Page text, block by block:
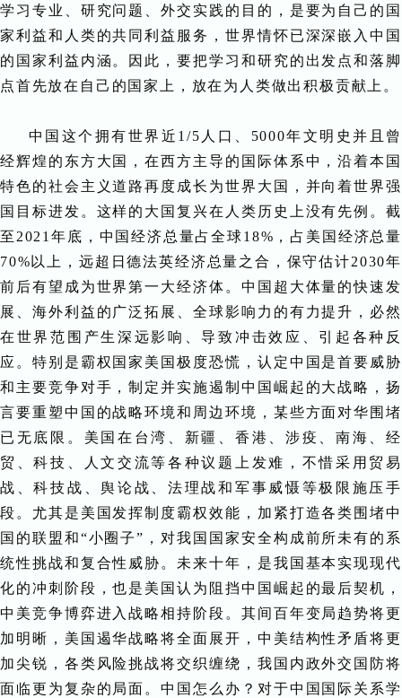
学习专业、研究问题、外交实践的目的，是要为自己的国
家利益和人类的共同利益服务，世界情怀已深深嵌入中国
的国家利益内涵。因此，要把学习和研究的出发点和落脚
点首先放在自己的国家上，放在为人类做出积极贡献上。
中国这个拥有世界近1/5人口、5000年文明史并且曾
经辉煌的东方大国，在西方主导的国际体系中，沿着本国
特色的社会主义道路再度成长为世界大国，并向着世界强
国目标进发。这样的大国复兴在人类历史上没有先例。截
至2021年底，中国经济总量占全球18%，占美国经济总量
70%以上，远超日德法英经济总量之合，保守估计2030年
前后有望成为世界第一大经济体。中国超大体量的快速发
展、海外利益的广泛拓展、全球影响力的有力提升，必然
在世界范围产生深远影响、导致冲击效应、引起各种反
应。特别是霸权国家美国极度恐慌，认定中国是首要威胁
和主要竞争对手，制定并实施遏制中国崛起的大战略，扬
言要重塑中国的战略环境和周边环境，某些方面对华围堵
已无底限。美国在台湾、新疆、香港、涉疫、南海、经
贸、科技、人文交流等各种议题上发难，不惜采用贸易
战、科技战、舆论战、法理战和军事威慑等极限施压手
段。尤其是美国发挥制度霸权效能，加紧打造各类围堵中
国的联盟和“小圈子”，对我国国家安全构成前所未有的系
统性挑战和复合性威胁。未来十年，是我国基本实现现代
化的冲刺阶段，也是美国认为阻挡中国崛起的最后契机，
中美竞争博弈进入战略相持阶段。其间百年变局趋势将更
加明晰，美国遏华战略将全面展开，中美结构性矛盾将更
加尖锐，各类风险挑战将交织缠绕，我国内政外交国防将
面临更为复杂的局面。中国怎么办？对于中国国际关系学